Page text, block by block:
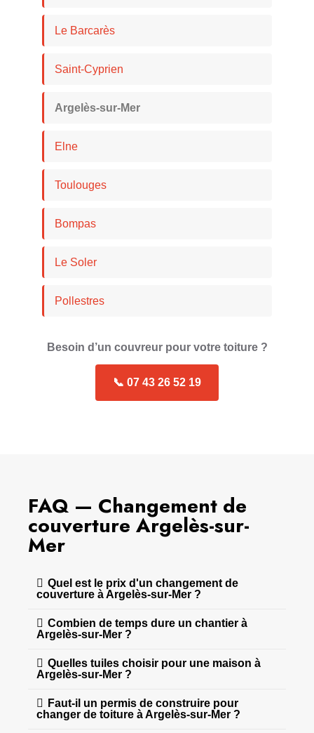
Le Barcarès
Saint-Cyprien
Argelès-sur-Mer
Elne
Toulouges
Bompas
Le Soler
Pollestres
Besoin d’un couvreur pour votre toiture ?
📞 07 43 26 52 19
FAQ — Changement de
couverture Argelès-sur-
Mer
Quel est le prix d'un changement de
couverture à Argelès-sur-Mer ?
Combien de temps dure un chantier à
Argelès-sur-Mer ?
Quelles tuiles choisir pour une maison à
Argelès-sur-Mer ?
Faut-il un permis de construire pour
changer de toiture à Argelès-sur-Mer ?